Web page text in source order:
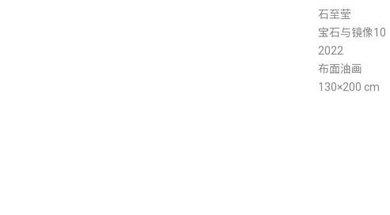
石至莹
宝石与镜像10
2022
布面油画
130×200 cm